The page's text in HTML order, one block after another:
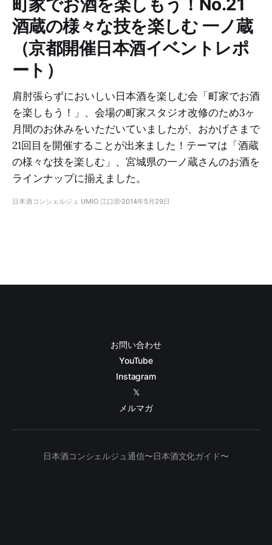
酒蔵の様々な技を楽しむ 一ノ蔵
（京都開催日本酒イベントレポ
ート）
肩肘張らずにおいしい日本酒を楽しむ会「町家でお酒
を楽しもう！」、会場の町家スタジオ改修のため3ヶ
月間のお休みをいただいていましたが、おかげさまで
21回目を開催することが出来ました！テーマは「酒蔵
の様々な技を楽しむ」、宮城県の一ノ蔵さんのお酒を
ラインナップに揃えました。
日本酒コンシェルジュ UMIO 江口崇 2014年5月29日
お問い合わせ
YouTube
Instagram
𝕏
メルマガ
日本酒コンシェルジュ通信〜日本酒文化ガイド〜